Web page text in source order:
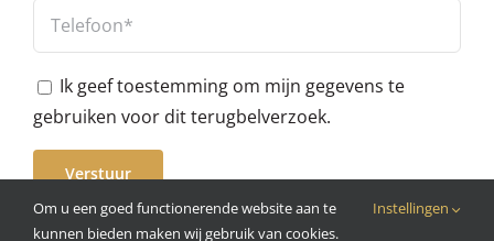
Ik geef toestemming om mijn gegevens te
gebruiken voor dit terugbelverzoek.
Om u een goed functionerende website aan te
kunnen bieden maken wij gebruik van cookies.
Instellingen